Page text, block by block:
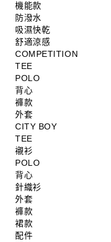
機能款
防潑水
吸濕快乾
舒適涼感
COMPETITION
TEE
POLO
背心
褲款
外套
CITY BOY
TEE
襯衫
POLO
背心
針織衫
外套
褲款
裙款
配件